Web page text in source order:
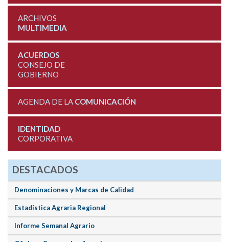
ARCHIVOS
MULTIMEDIA
ACUERDOS
CONSEJO DE
GOBIERNO
AGENDA DE LA COMUNICACIÓN
IDENTIDAD
CORPORATIVA
DESTACADOS
Denominaciones y Marcas de Calidad
Estadística Agraria Regional
Informe Semanal Agrario